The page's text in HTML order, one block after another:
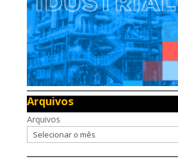
Arquivos
Arquivos